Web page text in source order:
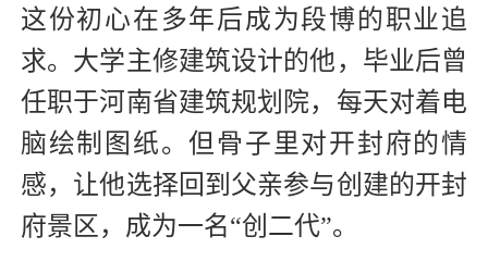
这份初心在多年后成为段博的职业追
求。大学主修建筑设计的他，毕业后曾
任职于河南省建筑规划院，每天对着电
脑绘制图纸。但骨子里对开封府的情
感，让他选择回到父亲参与创建的开封
府景区，成为一名“创二代”。